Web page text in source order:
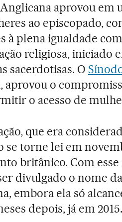
aprovou em
ao episcopado,
à plena igualdade
religiosa, iniciado
sacerdotisas. O
aprovou o
o acesso de
que era
se torne lei em
britânico. Com
divulgado o nome
embora ela só
depois, já em 2015.